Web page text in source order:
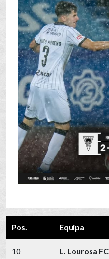
Pos. Equipa
10 L. Lourosa FC